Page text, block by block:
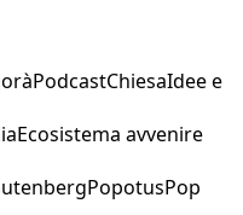
PodcastChiesaIdee e
Ecosistema avvenire
PopotusPop